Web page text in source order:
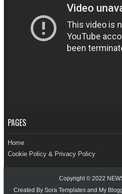
PAGES
Home
Cookie Policy & Privacy Policy
Copyright © 2022
Created By Sora Templates and My